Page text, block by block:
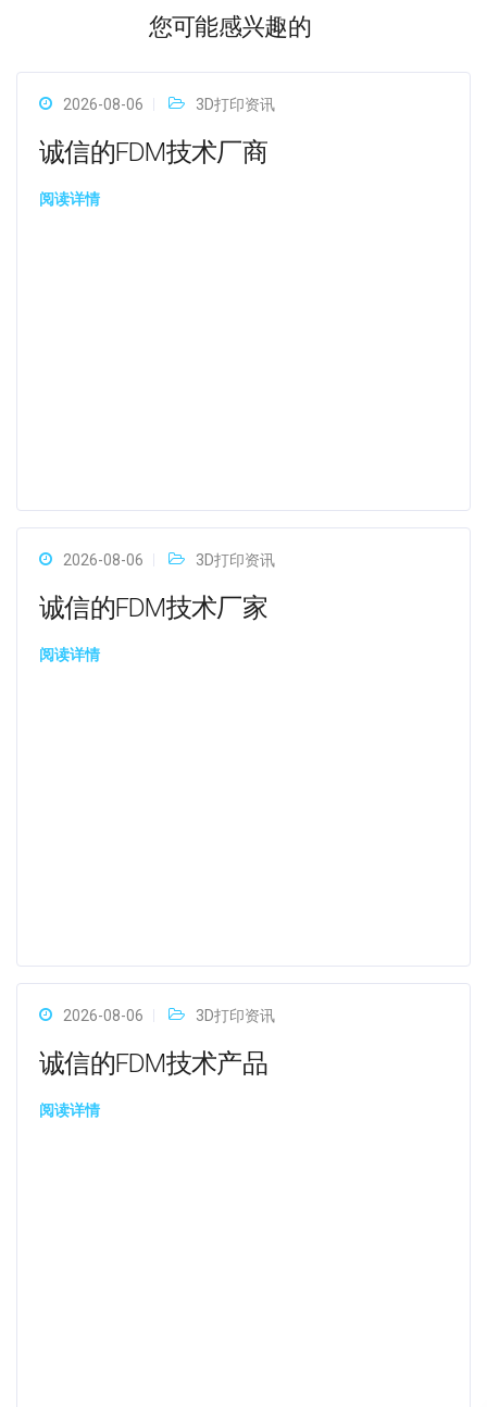
您可能感兴趣的
2026-08-06 3D打印资讯
诚信的FDM技术厂商
阅读详情
2026-08-06 3D打印资讯
诚信的FDM技术厂家
阅读详情
2026-08-06 3D打印资讯
诚信的FDM技术产品
阅读详情